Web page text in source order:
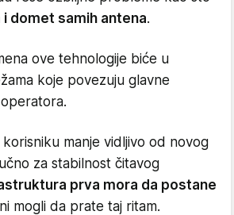
i domet samih antena.
ove tehnologije biće u
koje povezuju glavne
manje vidljivo od novog
za stabilnost čitavog
prva mora da postane
mogli da prate taj ritam.